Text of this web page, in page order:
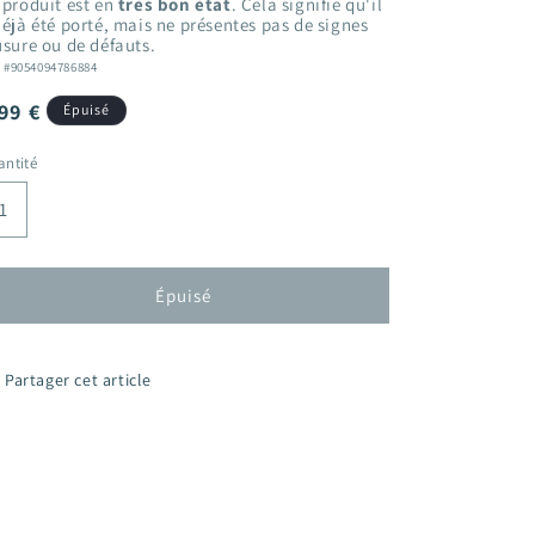
produit est en très bon état. Cela signifie qu'il
été porté, mais ne présentes pas de signes
ou de défauts.
#9054094786884
€ Épuisé
Épuisé
Partager cet article